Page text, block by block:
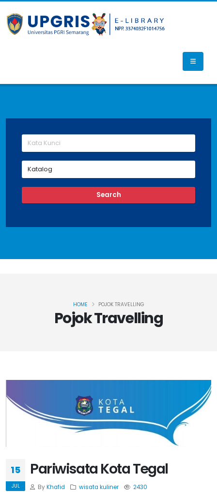
Pojok Travelling
HOME POJOK TRAVELLING
15
JUL
Pariwisata Kota Tegal
ByKhafid wisata kuliner 2430